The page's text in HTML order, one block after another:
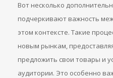
Вот несколько
подчеркивают важность
этом контексте. Такие
новым рынкам,
предложить свои товары и
аудитории. Это особенно